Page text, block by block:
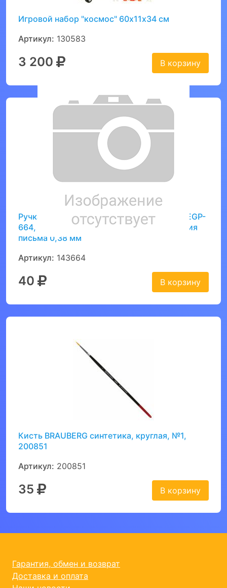
Игровой набор "космос" 60х11х34 см
Артикул: 130583
3 200 В корзину
Ручка стираемая гелевая STAFF "College" EGP-
664, СИНЯЯ, игольчатый узел 0,5 мм, линия
письма 0,38 мм
Артикул: 143664
40 В корзину
Кисть BRAUBERG синтетика, круглая, №1,
200851
Артикул: 200851
35 В корзину
Гарантия, обмен и возврат
Доставка и оплата